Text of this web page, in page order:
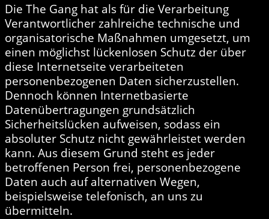
Die The Gang hat als für die Verarbeitung
Verantwortlicher zahlreiche technische und
organisatorische Maßnahmen umgesetzt, um
einen möglichst lückenlosen Schutz der über
diese Internetseite verarbeiteten
personenbezogenen Daten sicherzustellen.
Dennoch können Internetbasierte
Datenübertragungen grundsätzlich
Sicherheitslücken aufweisen, sodass ein
absoluter Schutz nicht gewährleistet werden
kann. Aus diesem Grund steht es jeder
betroffenen Person frei, personenbezogene
Daten auch auf alternativen Wegen,
beispielsweise telefonisch, an uns zu
übermitteln.